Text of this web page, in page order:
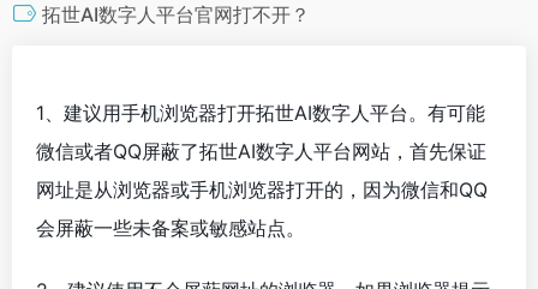
拓世AI数字人平台官网打不开？
1、建议用手机浏览器打开拓世AI数字人平台。有可能
微信或者QQ屏蔽了拓世AI数字人平台网站，首先保证
网址是从浏览器或手机浏览器打开的，因为微信和QQ
会屏蔽一些未备案或敏感站点。